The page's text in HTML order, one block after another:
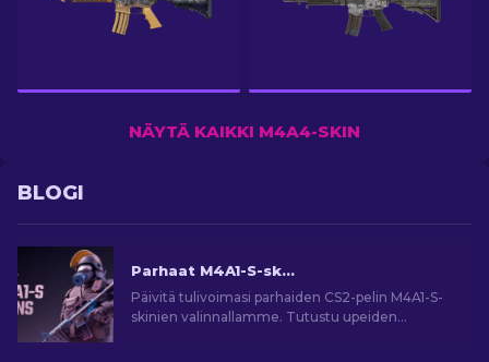
NÄYTÄ KAIKKI M4A4-SKIN
BLOGI
Parhaat M4A1-S-skinit CS2:ssa [2026]
Päivitä tulivoimasi parhaiden CS2-pelin M4A1-S-
skinien valinnallamme. Tutustu upeiden